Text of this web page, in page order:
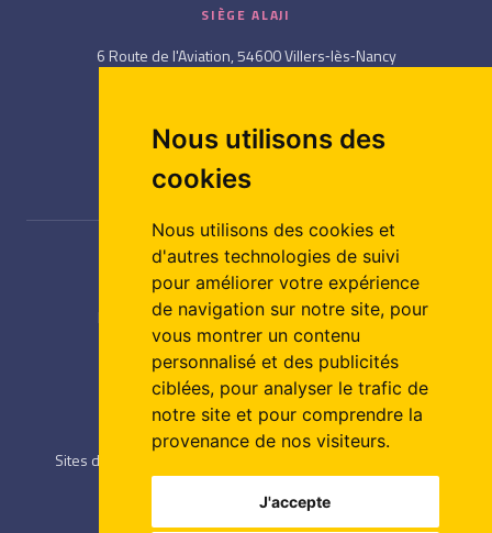
Nous utilisons des
cookies
Nous utilisons des cookies et
d'autres technologies de suivi
pour améliorer votre expérience
de navigation sur notre site, pour
vous montrer un contenu
personnalisé et des publicités
ciblées, pour analyser le trafic de
notre site et pour comprendre la
provenance de nos visiteurs.
J'accepte
SIÈGE ALAJI
6 Route de l'Aviation, 54600 Villers‑lès‑Nancy
NAVIGATION
Formations / Alaji CFA / Notre organisme
Alaji recrute
/ Infos Pratiques / Contact
ESPACE INFOS
Sites de formation
Partenaires